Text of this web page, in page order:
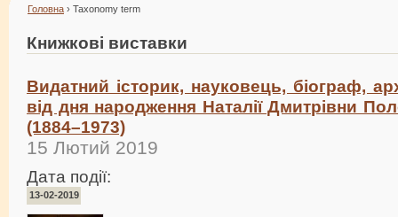
Головна › Taxonomy term
Книжкові виставки
Видатний історик, науковець, біограф,
від дня народження Наталії Дмитрівни
(1884–1973)
15 Лютий 2019
Дата події:
13-02-2019